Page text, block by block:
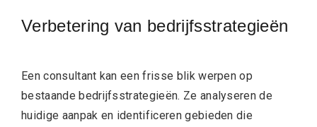
Verbetering van bedrijfsstrategieën
Een consultant kan een frisse blik werpen op
bestaande bedrijfsstrategieën. Ze analyseren de
huidige aanpak en identificeren gebieden die